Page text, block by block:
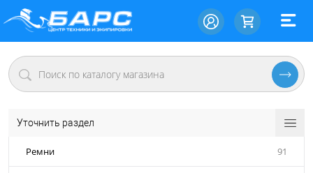
Уточнить раздел
Ремни 91